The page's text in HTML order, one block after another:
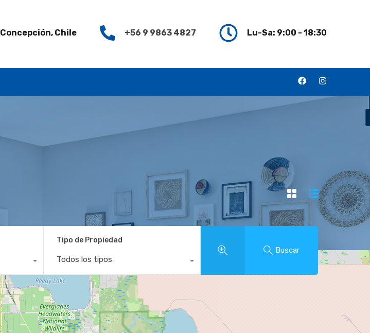
Concepción, Chile +56 9 9863 4827 Lu-Sa: 9:00 - 18:30
Tipo de Propiedad
Todos los tipos
Buscar